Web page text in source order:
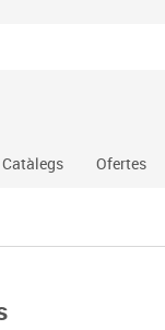
Catàlegs Ofertes